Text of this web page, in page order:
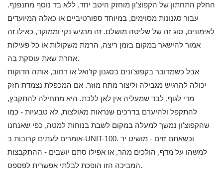
החלק התחתון של הקפוצ'ון מוחזק היטב יחד, ללא בד נוסף מתנפנף.
עבור סגנונות מסוימים, במיוחד ספורטיביים או כאלה המיועדים
לאימונים, סוג זה של שליטה מושלם. זה מרגיש נקי וממוקד, כאילו זה
אמור להישאר במקום בזמן ריצה, הרמת משקולות או כל פעילות
אחרת שאת עוסקת בה.
אבל כשמדובר בקפוצ'ונים בסגנון קז'ואל או רחוב, אותה הדוקות
יכולה להרגיש מגבילה וליצור מתח מוזר. אם המכפלת נצמדת חזק
מדי לגוף, לבד שמעליה אין לאן ללכת. היא מתחילה להתקבץ,
להתקפל ולהיערם בדרכים שנראות מאולצות, לא טבעיות - כמו
שהקפוצ'ון נמשך למעלה במקום לשבת בנוחות למטה, כפי שאנחנו
אומרים לעתים קרובות ב-UNIT-100. וכשאתם זזים - מושיט יד
למשהו על מדף, הולכים מהר, או אפילו סתם יושבים - ההתקבצות
המביכה הזו הופכת לבלתי אפשרית לפספס.